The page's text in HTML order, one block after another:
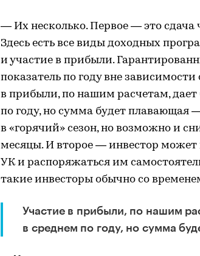
— Их несколько. Первое — это
Здесь есть все виды доходных
и участие в прибыли.
показатель по году вне
в прибыли, по нашим расчетам, дает
по году, но сумма будет плавающая
в «горячий» сезон, но возможно и
месяцы. И второе — инвестор
УК и распоряжаться им
такие инвесторы обычно со
Участие в прибыли, по нашим
в среднем по году, но сумма